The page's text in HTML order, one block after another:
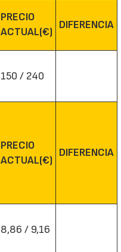
PRECIO
ACTUAL(€)
DIFERENCIA
150 / 240
PRECIO
ACTUAL(€)
DIFERENCIA
8,86 / 9,16